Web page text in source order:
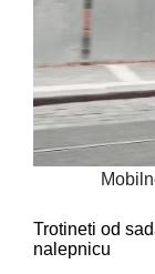
Trotineti od
nalepnicu